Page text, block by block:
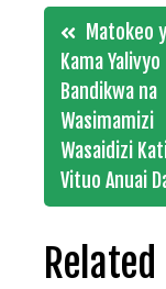
Post
navigation
Matokeo
Kama Yalivyo
Bandikwa na
Wasimamizi
Wasaidizi
Vituo Anuai